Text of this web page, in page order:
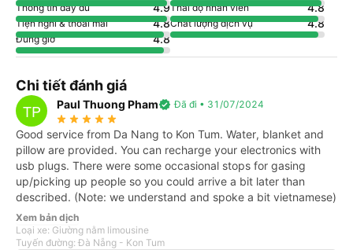
Thông tin đầy đủ 4.9Thái độ nhân viên 4.8
Tiện nghi & thoải mái 4.8Chất lượng dịch vụ 4.8
Đúng giờ 4.8
Chi tiết đánh giá
TP Paul Thuong Phamverified Đã đi • 31/07/2024
star_rate star_rate star_rate star_rate star_rate
Good service from Da Nang to Kon Tum. Water, blanket and
pillow are provided. You can recharge your electronics with
usb plugs. There were some occasional stops for gasing
up/picking up people so you could arrive a bit later than
described. (Note: we understand and spoke a bit vietnamese)
Xem bản dịch
Loại xe: Giường nằm limousine
Tuyến đường: Đà Nẵng - Kon Tum